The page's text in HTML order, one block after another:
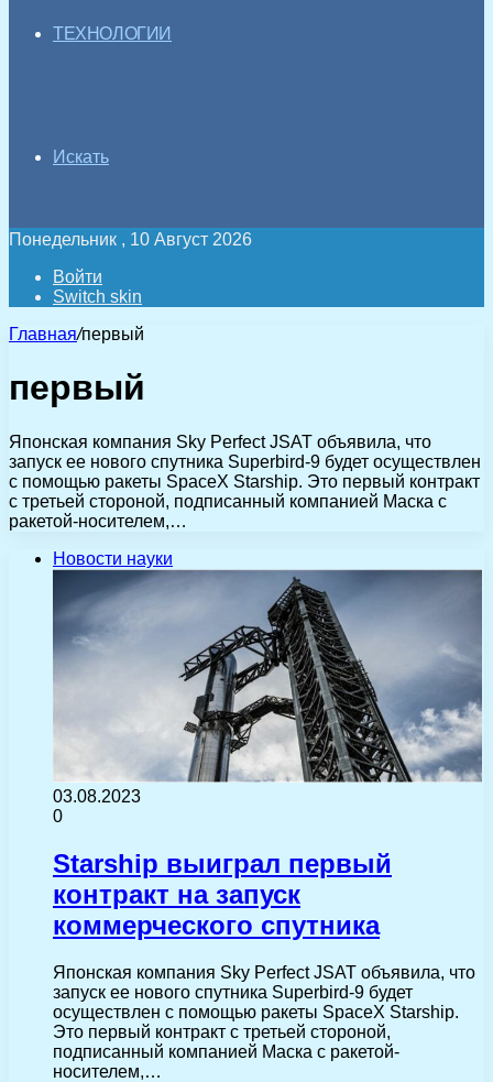
ТЕХНОЛОГИИ
Искать
Понедельник , 10 Август 2026
Войти
Switch skin
Главная/первый
первый
Японская компания Sky Perfect JSAT объявила, что
запуск ее нового спутника Superbird-9 будет осуществлен
с помощью ракеты SpaceX Starship. Это первый контракт
с третьей стороной, подписанный компанией Маска с
ракетой-носителем,…
Новости науки
03.08.2023
0
Starship выиграл первый
контракт на запуск
коммерческого спутника
Японская компания Sky Perfect JSAT объявила, что
запуск ее нового спутника Superbird-9 будет
осуществлен с помощью ракеты SpaceX Starship.
Это первый контракт с третьей стороной,
подписанный компанией Маска с ракетой-
носителем,…